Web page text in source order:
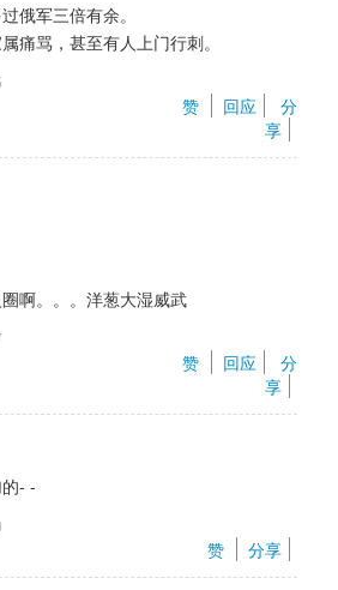
俄军三倍有余。
痛骂，甚至有人上门行刺。
赞
回应
分
享
啊。。。洋葱大湿威武
赞
回应
分
享
- -
赞
分享